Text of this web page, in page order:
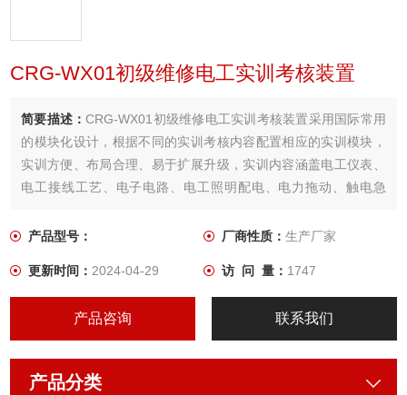
CRG-WX01初级维修电工实训考核装置
简要描述：CRG-WX01初级维修电工实训考核装置采用国际常用
的模块化设计，根据不同的实训考核内容配置相应的实训模块，
实训方便、布局合理、易于扩展升级，实训内容涵盖电工仪表、
电工接线工艺、电子电路、电工照明配电、电力拖动、触电急
求，适应各职业学校、技工学校、中专学校、劳动培训及技能鉴
产品型号： 厂商性质： 生产厂家
更新时间：2024-04-29 访 问 量： 1747
产品咨询 联系我们
产品分类